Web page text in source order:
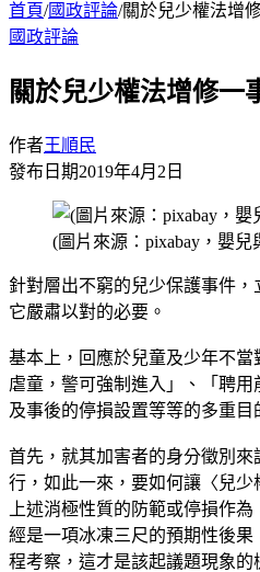
首頁/國政評論/關於兒少權法增
國政評論
關於兒少權法增修一
作者王順民
發布日期2019年4月2日
(圖片來源：pixabay，嬰兒
針對層出不窮的兒少保護事件
它嚴肅以對的必要。
基本上，回應於兒童及少年不
虐童，警可強制進入」、「聘
及事後的停損設置等等的多重
首先，就其加害者的身分徵別
行，如此一來，要如何讓〈兒
上述消極性質的防範或停損作
經是一項冰凍三尺的預期性後
程考察，這才是該起議題現象的